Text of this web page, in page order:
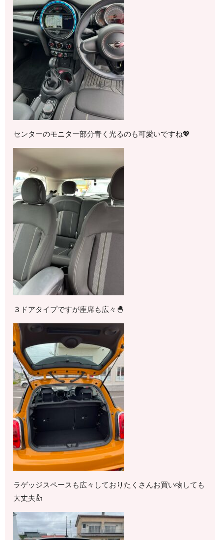
センターのモニター部分青く光るのも可愛いですね💖
３ドアタイプですが座席も広々🐣
ラゲッジスペースも広々しておりたくさんお買い物しても
大丈夫👍